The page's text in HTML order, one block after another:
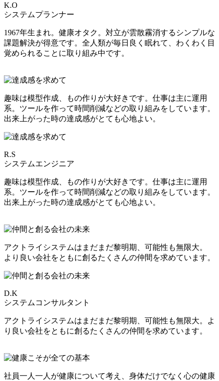
K.O
システムプランナー
1967年生まれ。健康オタク。対立が雲散霧消するシンプルな
課題解決が得意です。全人類が毎日良く眠れて、わくわく目
覚められることに取り組み中です。
趣味は模型作成、もの作りが大好きです。仕事は主に運用
系。ツールを作って時間削減などの取り組みをしています。
出来上がった時の達成感がとても心地よい。
R.S
システムエンジニア
趣味は模型作成、もの作りが大好きです。仕事は主に運用
系。ツールを作って時間削減などの取り組みをしています。
出来上がった時の達成感がとても心地よい。
アクトライシステムはまだまだ黎明期、可能性も無限大。
より良い会社をともに創るたくさんの仲間を求めています。
D.K
システムコンサルタント
アクトライシステムはまだまだ黎明期、可能性も無限大。よ
り良い会社をともに創るたくさんの仲間を求めています。
社員一人一人が健康について考え、身体だけでなく心の健康